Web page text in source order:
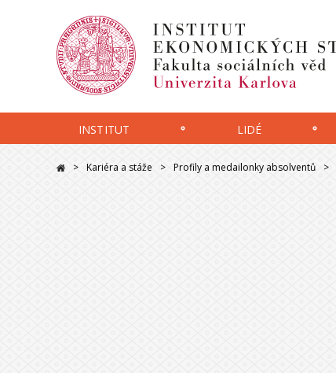
INSTITUT LIDÉ
Kariéra a stáže Profily a medailonky absolventů